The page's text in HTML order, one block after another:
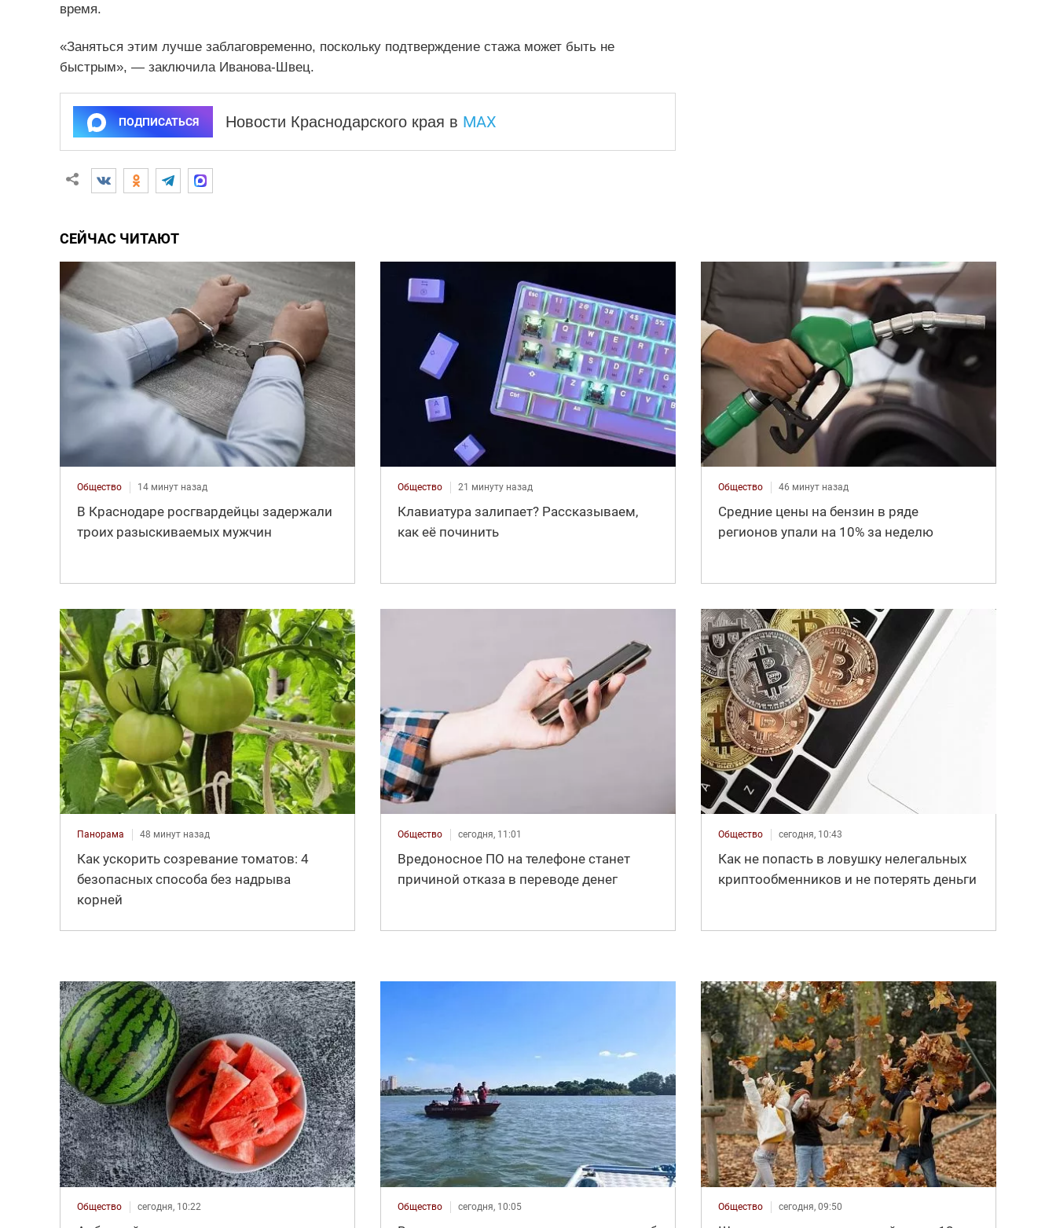
время.
«Заняться этим лучше заблаговременно, поскольку подтверждение стажа может быть не
быстрым», — заключила Иванова-Швец.
ПОДПИСАТЬСЯ Новости Краснодарского края в MAX
СЕЙЧАС ЧИТАЮТ
Общество 14 минут назад
В Краснодаре росгвардейцы задержали
троих разыскиваемых мужчин
Общество 21 минуту назад
Клавиатура залипает? Рассказываем,
как её починить
Общество 46 минут назад
Средние цены на бензин в ряде
регионов упали на 10% за неделю
Панорама 48 минут назад
Как ускорить созревание томатов: 4
безопасных способа без надрыва
корней
Общество сегодня, 11:01
Вредоносное ПО на телефоне станет
причиной отказа в переводе денег
Общество сегодня, 10:43
Как не попасть в ловушку нелегальных
криптообменников и не потерять деньги
Общество сегодня, 10:22 Общество сегодня, 10:05 Общество сегодня, 09:50